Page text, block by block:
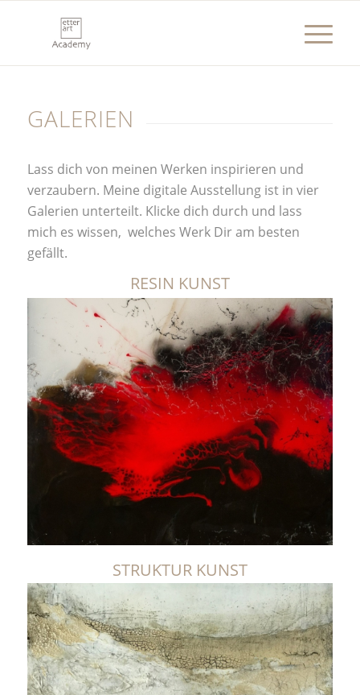
GALERIEN
Lass dich von meinen Werken inspirieren und
verzaubern. Meine digitale Ausstellung ist in vier
Galerien unterteilt. Klicke dich durch und lass
mich es wissen, welches Werk Dir am besten
gefällt.
RESIN KUNST
STRUKTUR KUNST